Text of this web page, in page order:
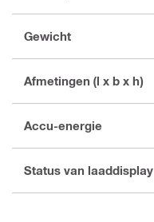
Gewicht
Afmetingen (l x b x h)
Accu-energie
Status van laaddisplay